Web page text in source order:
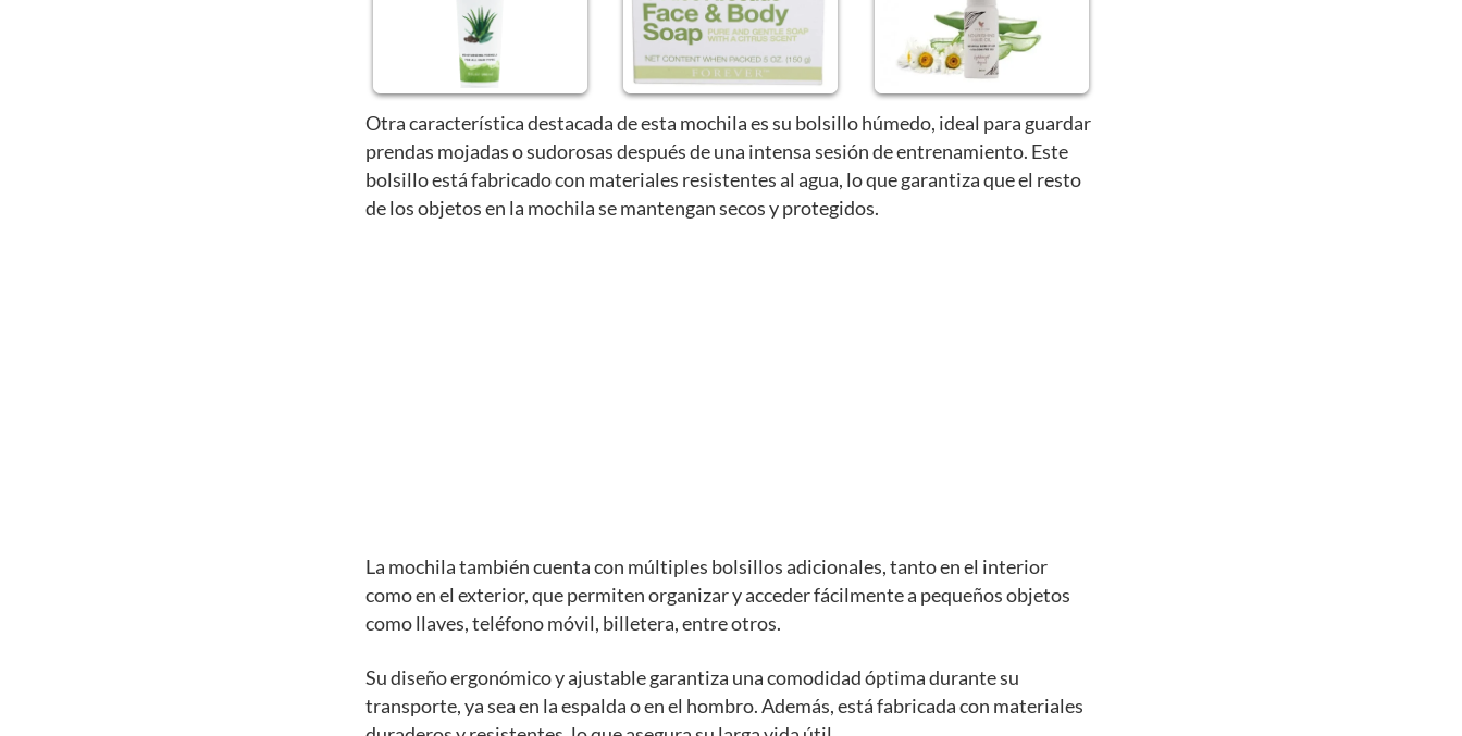
Otra característica destacada de esta mochila es su bolsillo húmedo, ideal para guardar
prendas mojadas o sudorosas después de una intensa sesión de entrenamiento. Este
bolsillo está fabricado con materiales resistentes al agua, lo que garantiza que el resto
de los objetos en la mochila se mantengan secos y protegidos.
La mochila también cuenta con múltiples bolsillos adicionales, tanto en el interior
como en el exterior, que permiten organizar y acceder fácilmente a pequeños objetos
como llaves, teléfono móvil, billetera, entre otros.
Su diseño ergonómico y ajustable garantiza una comodidad óptima durante su
transporte, ya sea en la espalda o en el hombro. Además, está fabricada con materiales